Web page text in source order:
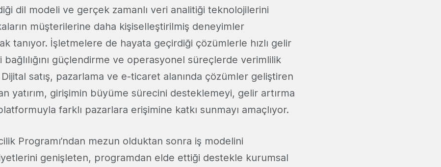
dil modeli ve gerçek zamanlı veri analitiği teknolojilerini
müşterilerine daha kişiselleştirilmiş deneyimler
tanıyor. İşletmelere de hayata geçirdiği çözümlerle hızlı gelir
bağlılığını güçlendirme ve operasyonel süreçlerde verimlilik
Dijital satış, pazarlama ve e-ticaret alanında çözümler geliştiren
yatırım, girişimin büyüme sürecini desteklemeyi, gelir artırma
farklı pazarlara erişimine katkı sunmayı amaçlıyor.
Programı’ndan mezun olduktan sonra iş modelini
genişleten, programdan elde ettiği destekle kurumsal